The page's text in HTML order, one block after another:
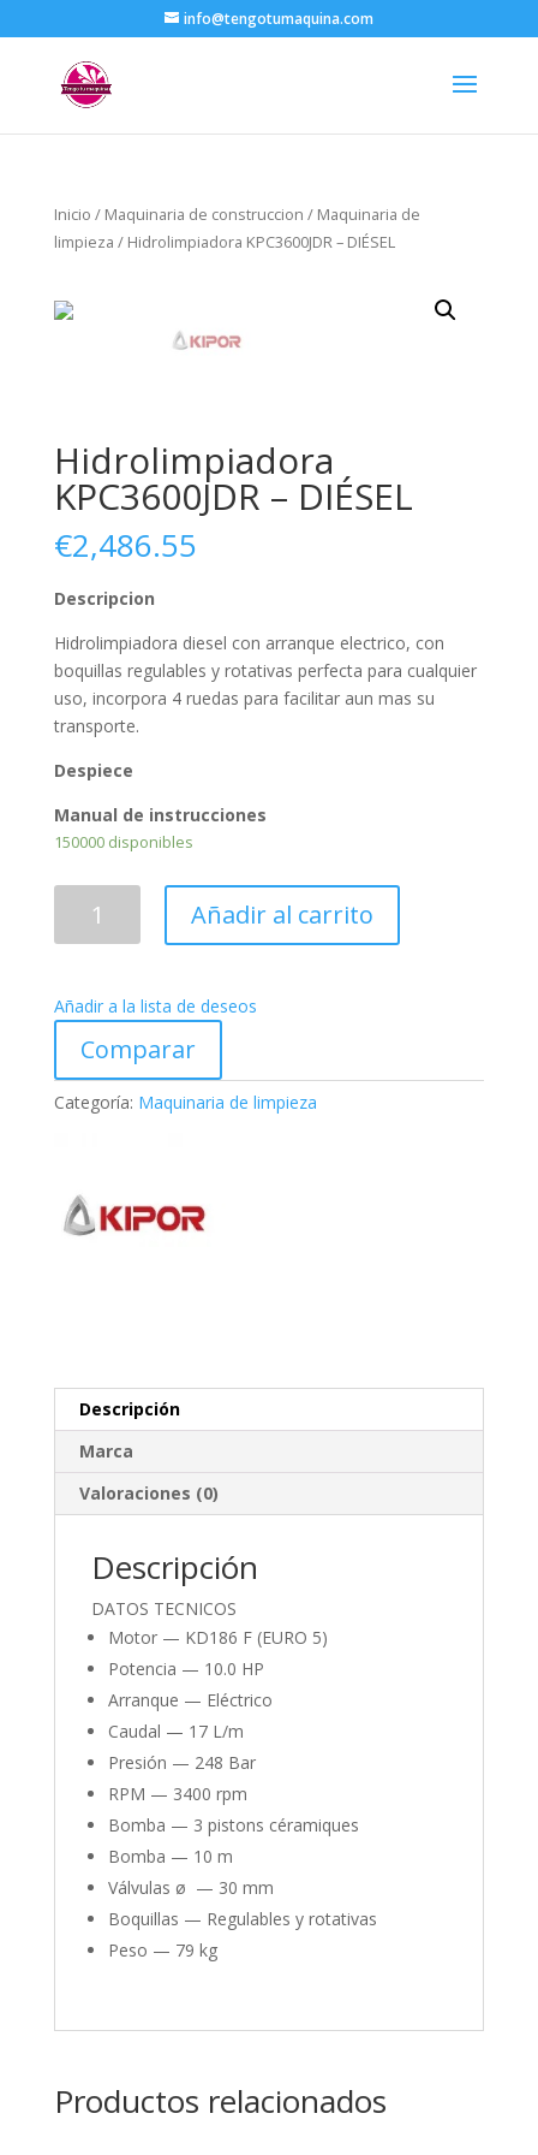
info@tengotumaquina.com
Inicio / Maquinaria de construccion / Maquinaria de
limpieza / Hidrolimpiadora KPC3600JDR – DIÉSEL
Hidrolimpiadora
KPC3600JDR – DIÉSEL
€2,486.55
Descripcion
Hidrolimpiadora diesel con arranque electrico, con
boquillas regulables y rotativas perfecta para cualquier
uso, incorpora 4 ruedas para facilitar aun mas su
transporte.
Despiece
Manual de instrucciones
150000 disponibles
KPC3600JDR
cantidad
Añadir al carrito
Añadir a la lista de deseos
Comparar
Categoría: Maquinaria de limpieza
Descripción
Marca
Valoraciones (0)
Descripción
DATOS TECNICOS
Motor — KD186 F (EURO 5)
Potencia — 10.0 HP
Arranque — Eléctrico
Caudal — 17 L/m
Presión — 248 Bar
RPM — 3400 rpm
Bomba — 3 pistons céramiques
Bomba — 10 m
Válvulas ø — 30 mm
Boquillas — Regulables y rotativas
Peso — 79 kg
Productos relacionados